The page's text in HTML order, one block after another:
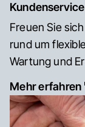
Kundenservice
Freuen Sie
rund um
Wartung und
Mehr erfahren